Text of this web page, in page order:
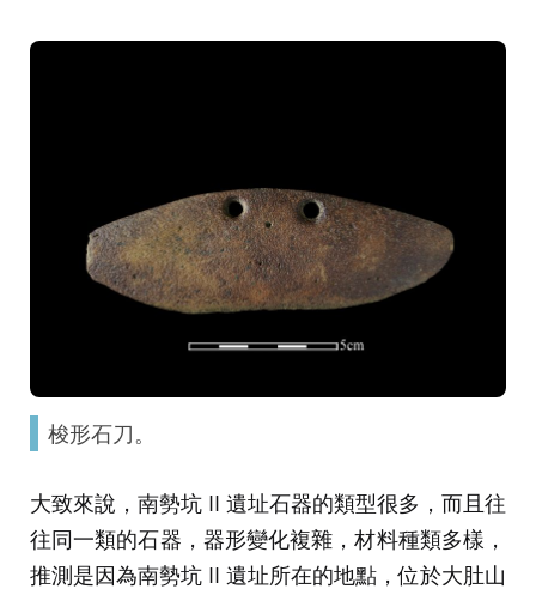
梭形石刀。
大致來說，南勢坑 II 遺址石器的類型很多，而且往
往同一類的石器，器形變化複雜，材料種類多樣，
推測是因為南勢坑 II 遺址所在的地點，位於大肚山